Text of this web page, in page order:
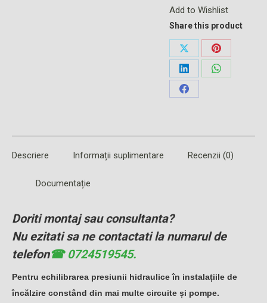
Add to Wishlist
Share this product
Share
on
X
Share
on
Share
on
Share
Share
Descriere Informații suplimentare Recenzii (0)
Documentație
Doriti montaj sau consultanta?
Nu ezitati sa ne contactati la numarul de
telefon☎ 0724519545.
Pentru echilibrarea presiunii hidraulice în instalațiile de
încălzire constând din mai multe circuite și pompe.